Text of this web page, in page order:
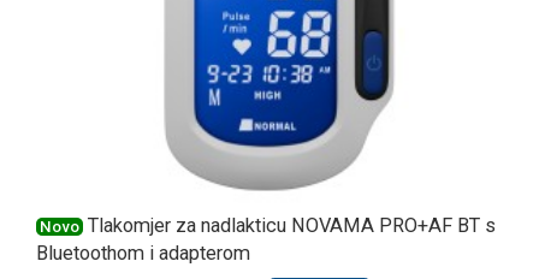
Novo Tlakomjer za nadlakticu NOVAMA PRO+AF BT s
Bluetoothom i adapterom